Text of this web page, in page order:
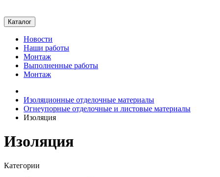
Каталог
Новости
Наши работы
Монтаж
Выполненные работы
Монтаж
Изоляционные отделочные материалы
Огнеупорные отделочные и листовые материалы
Изоляция
Изоляция
Категории